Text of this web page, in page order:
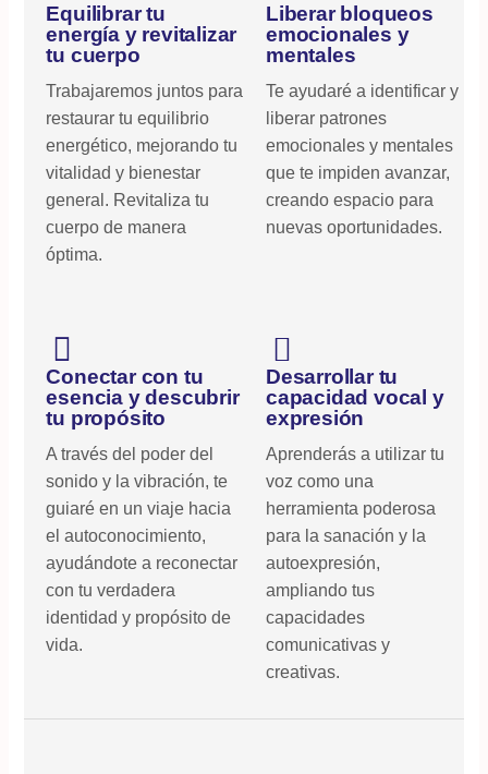
Equilibrar tu
energía y revitalizar
tu cuerpo
Trabajaremos juntos para
restaurar tu equilibrio
energético, mejorando tu
vitalidad y bienestar
general. Revitaliza tu
cuerpo de manera
óptima.
Liberar bloqueos
emocionales y
mentales
Te ayudaré a identificar y
liberar patrones
emocionales y mentales
que te impiden avanzar,
creando espacio para
nuevas oportunidades.
Conectar con tu
esencia y descubrir
tu propósito
A través del poder del
sonido y la vibración, te
guiaré en un viaje hacia
el autoconocimiento,
ayudándote a reconectar
con tu verdadera
identidad y propósito de
vida.
Desarrollar tu
capacidad vocal y
expresión
Aprenderás a utilizar tu
voz como una
herramienta poderosa
para la sanación y la
autoexpresión,
ampliando tus
capacidades
comunicativas y
creativas.